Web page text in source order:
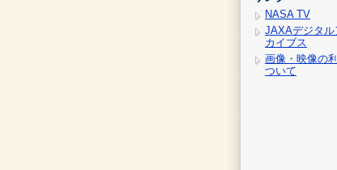
NASA TV
JAXAデジタル
カイブス
画像・映像の
ついて